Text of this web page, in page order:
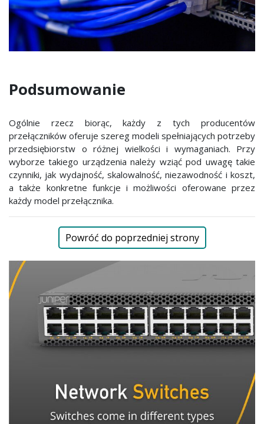
Podsumowanie
Ogólnie rzecz biorąc, każdy z tych producentów
przełączników oferuje szereg modeli spełniających potrzeby
przedsiębiorstw o różnej wielkości i wymaganiach. Przy
wyborze takiego urządzenia należy wziąć pod uwagę takie
czynniki, jak wydajność, skalowalność, niezawodność i koszt,
a także konkretne funkcje i możliwości oferowane przez
każdy model przełącznika.
Powróć do poprzedniej strony